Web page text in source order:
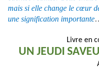
mais si elle change le cœur
une signification importante
Livre en
UN JEUDI